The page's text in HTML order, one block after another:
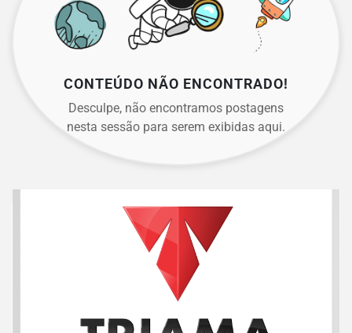
CONTEÚDO NÃO ENCONTRADO!
Desculpe, não encontramos postagens
nesta sessão para serem exibidas aqui.